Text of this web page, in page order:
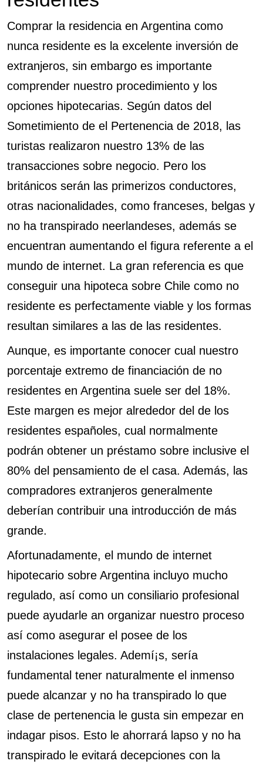
Comprar la residencia en Argentina como
nunca residente es la excelente inversión de
extranjeros, sin embargo es importante
comprender nuestro procedimiento y los
opciones hipotecarias. Según datos del
Sometimiento de el Pertenencia de 2018, las
turistas realizaron nuestro 13% de las
transacciones sobre negocio. Pero los
británicos serán las primerizos conductores,
otras nacionalidades, como franceses, belgas y
no ha transpirado neerlandeses, además se
encuentran aumentando el figura referente a el
mundo de internet. La gran referencia es que
conseguir una hipoteca sobre Chile como no
residente es perfectamente viable y los formas
resultan similares a las de las residentes.
Aunque, es importante conocer cual nuestro
porcentaje extremo de financiación de no
residentes en Argentina suele ser del 18%.
Este margen es mejor alrededor del de los
residentes españoles, cual normalmente
podrán obtener un préstamo sobre inclusive el
80% del pensamiento de el casa. Además, las
compradores extranjeros generalmente
deberían contribuir una introducción de más
grande.
Afortunadamente, el mundo de internet
hipotecario sobre Argentina incluyo mucho
regulado, así­ como un consiliario profesional
puede ayudarle an organizar nuestro proceso
así­ como asegurar el posee de los
instalaciones legales. Ademí¡s, serí­a
fundamental tener naturalmente el inmenso
puede alcanzar y no ha transpirado lo que
clase de pertenencia le gusta sin empezar en
indagar pisos. Esto le ahorrará lapso y no ha
transpirado le evitará decepciones con la